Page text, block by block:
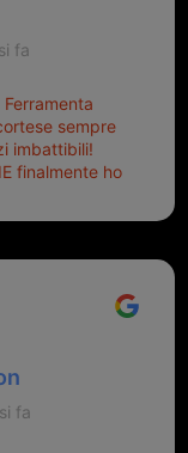
fa
sempre
imbattibili!
finalmente ho
sono riuscita
fa